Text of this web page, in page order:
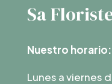
Sa
Nuestro horario:
Lunes a viernes